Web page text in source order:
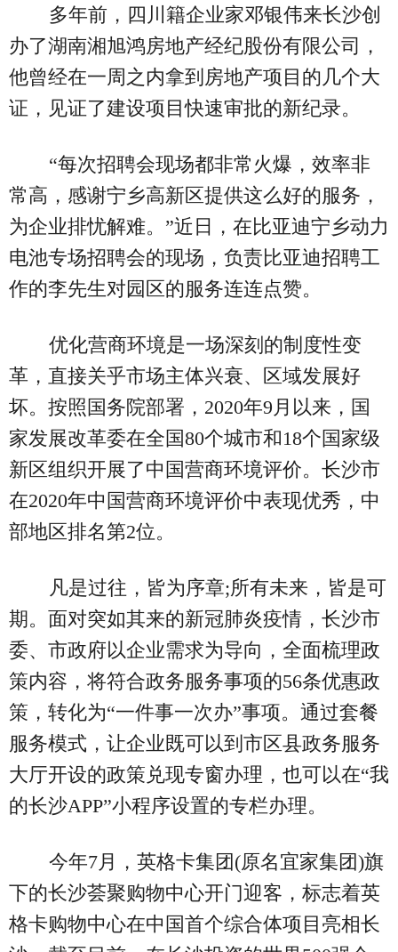
多年前，四川籍企业家邓银伟来长沙创
办了湖南湘旭鸿房地产经纪股份有限公司，
他曾经在一周之内拿到房地产项目的几个大
证，见证了建设项目快速审批的新纪录。
“每次招聘会现场都非常火爆，效率非
常高，感谢宁乡高新区提供这么好的服务，
为企业排忧解难。”近日，在比亚迪宁乡动力
电池专场招聘会的现场，负责比亚迪招聘工
作的李先生对园区的服务连连点赞。
优化营商环境是一场深刻的制度性变
革，直接关乎市场主体兴衰、区域发展好
坏。按照国务院部署，2020年9月以来，国
家发展改革委在全国80个城市和18个国家级
新区组织开展了中国营商环境评价。长沙市
在2020年中国营商环境评价中表现优秀，中
部地区排名第2位。
凡是过往，皆为序章;所有未来，皆是可
期。面对突如其来的新冠肺炎疫情，长沙市
委、市政府以企业需求为导向，全面梳理政
策内容，将符合政务服务事项的56条优惠政
策，转化为“一件事一次办”事项。通过套餐
服务模式，让企业既可以到市区县政务服务
大厅开设的政策兑现专窗办理，也可以在“我
的长沙APP”小程序设置的专栏办理。
今年7月，英格卡集团(原名宜家集团)旗
下的长沙荟聚购物中心开门迎客，标志着英
格卡购物中心在中国首个综合体项目亮相长